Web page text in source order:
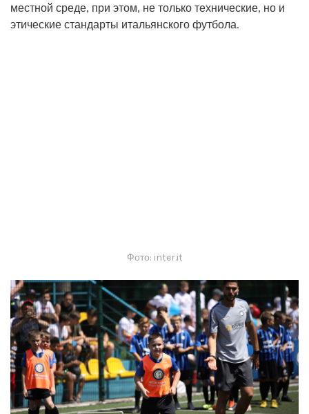
местной среде, при этом, не только технические, но и
этические стандарты итальянского футбола.
Фото: inter.it